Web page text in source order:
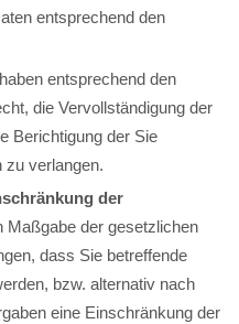
entsprechend den
entsprechend den
die Vervollständigung der
Berichtigung der Sie
zu verlangen.
der
Maßgabe der gesetzlichen
dass Sie betreffende
bzw. alternativ nach
eine Einschränkung der